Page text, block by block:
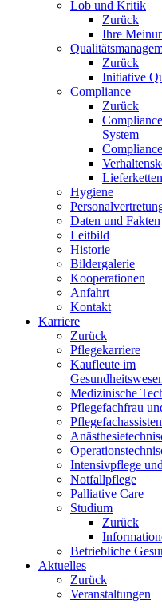
Lob und Kritik
Zurück
Ihre
Zurück
Initiative
Compliance
Zurück
System
Hygiene
Daten und Fakten
Leitbild
Historie
Bildergalerie
Kooperationen
Anfahrt
Kontakt
Karriere
Zurück
Pflegekarriere
Kaufleute im
Medizinische
Pflegefachfrau
Intensivpflege
Notfallpflege
Palliative Care
Studium
Zurück
Betriebliche
Aktuelles
Zurück
Veranstaltungen